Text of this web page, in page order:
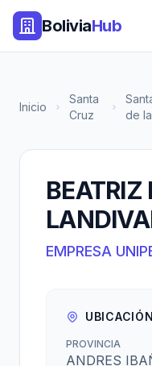
BoliviaHub
Inicio
Santa
Cruz
de
BEATRIZ
EMPRESA
UBICACIÓN
PROVINCIA
ANDRES